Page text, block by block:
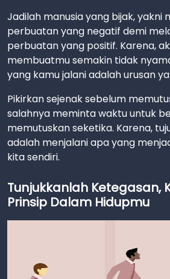
Jadilah manusia yang bijak, yakni
perbuatan yang negatif demi
perbuatan yang positif. Karena,
membuatmu semakin tidak
yang kamu jalani adalah urusan
Pikirkan sejenak sebelum
salahnya meminta waktu untuk
memutuskan seketika. Karena,
adalah menjalani apa yang
kita sendiri.
Tunjukkanlah Ketegasan,
Prinsip Dalam Hidupmu